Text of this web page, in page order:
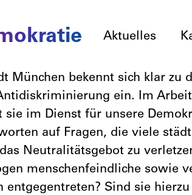
Aktuelles
München bekennt sich klar
ein. Im
sie im Dienst für unsere
auf Fragen, die viele
Neutralitätsgebot zu
menschenfeindliche sowie
entgegentreten? Sind sie